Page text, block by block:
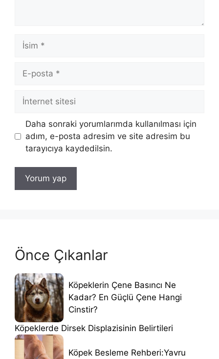
İsim
posta
İnternet
sitesi
Daha sonraki yorumlarımda kullanılması için
adım, e-posta adresim ve site adresim bu
tarayıcıya kaydedilsin.
Önce Çıkanlar
Köpeklerin Çene Basıncı Ne
Kadar? En Güçlü Çene Hangi
Cinstir?
Köpeklerde Dirsek Displazisinin Belirtileri
Köpek Besleme Rehberi:Yavru